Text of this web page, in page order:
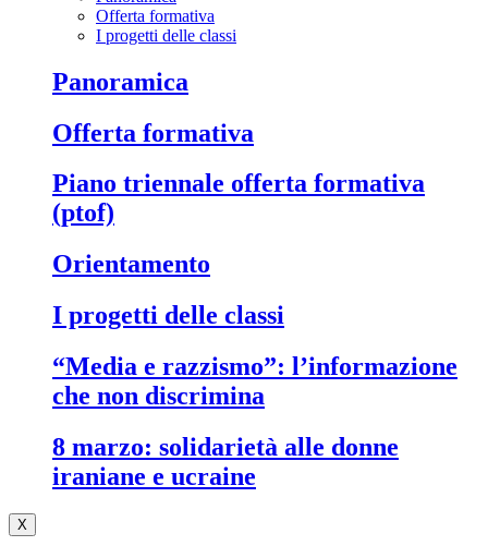
Offerta formativa
I progetti delle classi
panoramica
offerta formativa
piano triennale offerta formativa
(ptof)
orientamento
i progetti delle classi
“media e razzismo”: l’informazione
che non discrimina
8 marzo: solidarietà alle donne
iraniane e ucraine
X